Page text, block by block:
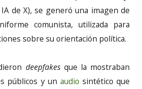
de X), se generó una imagen de
comunista, utilizada para
sobre su orientación política.
deepfakesque la mostraban
públicos y un audio sintético que